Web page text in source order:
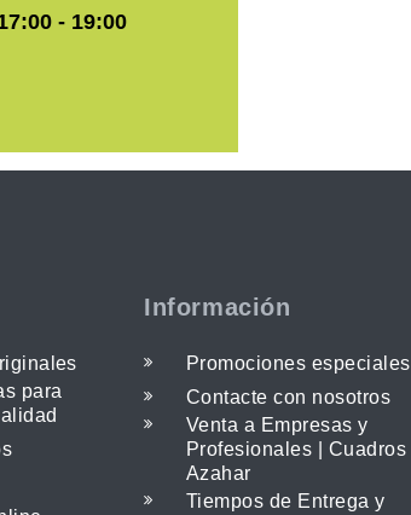
- 19:00
para
Información
Promociones especiales
Contacte con nosotros
Venta a Empresas y
Profesionales | Cuadros
Azahar
Tiempos de Entrega y